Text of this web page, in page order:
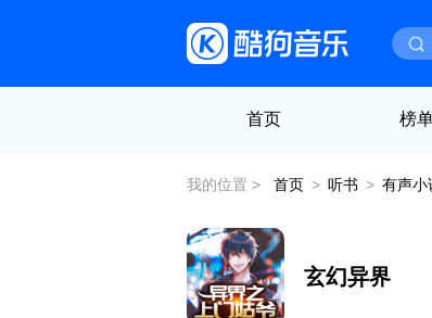
首页 榜
我的位置 > 首页 > 听书 > 有声小
玄幻异界